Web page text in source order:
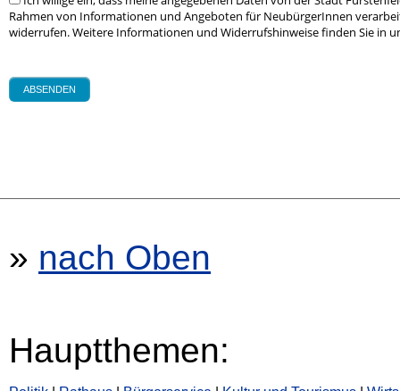
» nach Oben
Hauptthemen: